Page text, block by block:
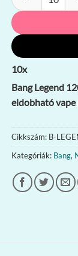
10x
Bang Legend
eldobható vape
Cikkszám: B-
Kategóriák: Bang,